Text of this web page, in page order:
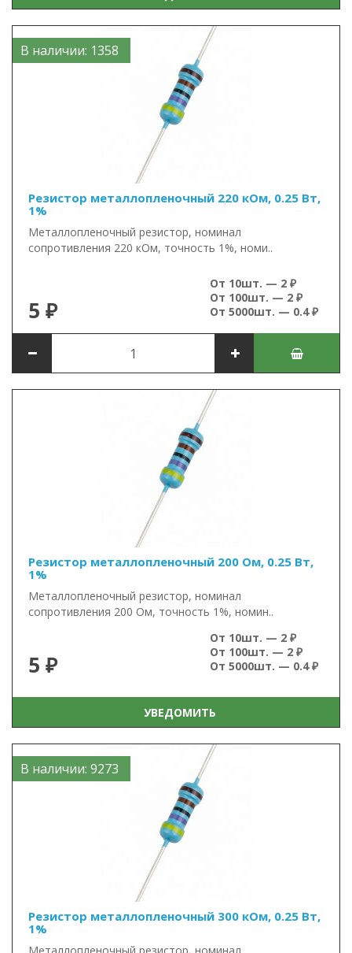
В наличии: 1358
Резистор металлопленочный 220 кОм, 0.25 Вт,
1%
Металлопленочный резистор, номинал
сопротивления 220 кОм, точность 1%, номи..
5 ₽
От 10шт. — 2 ₽
От 100шт. — 2 ₽
От 5000шт. — 0.4 ₽
Резистор металлопленочный 200 Ом, 0.25 Вт,
1%
Металлопленочный резистор, номинал
сопротивления 200 Ом, точность 1%, номин..
5 ₽
От 10шт. — 2 ₽
От 100шт. — 2 ₽
От 5000шт. — 0.4 ₽
УВЕДОМИТЬ
В наличии: 9273
Резистор металлопленочный 300 кОм, 0.25 Вт,
1%